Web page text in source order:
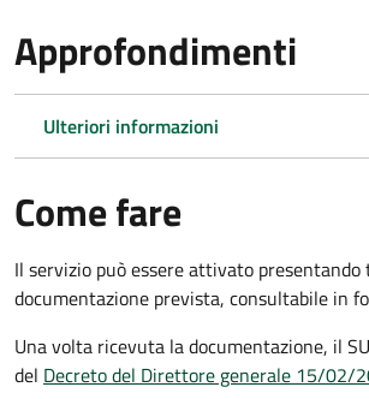
Approfondimenti
Ulteriori informazioni
Come fare
Il servizio può essere attivato
documentazione prevista, consultabile in
Una volta ricevuta la documentazione, il
del Decreto del Direttore generale 15/02/